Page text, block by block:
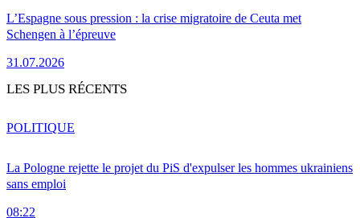
L’Espagne sous pression : la crise migratoire de Ceuta met
Schengen à l’épreuve
31.07.2026
LES PLUS RÉCENTS
La Pologne rejette le projet du PiS d'expulser les hommes ukrainiens
sans emploi
08:22
POLITIQUE